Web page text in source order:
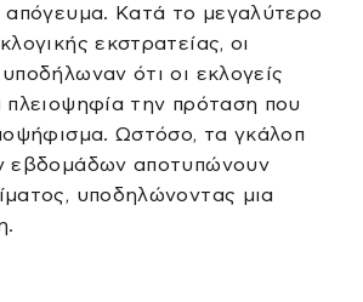
απόγευμα. Κατά το μεγαλύτερο
εκστρατείας, οι
ότι οι εκλογείς
πλειοψηφία την πρόταση που
Ωστόσο, τα γκάλοπ
εβδομάδων αποτυπώνουν
υποδηλώνοντας μια